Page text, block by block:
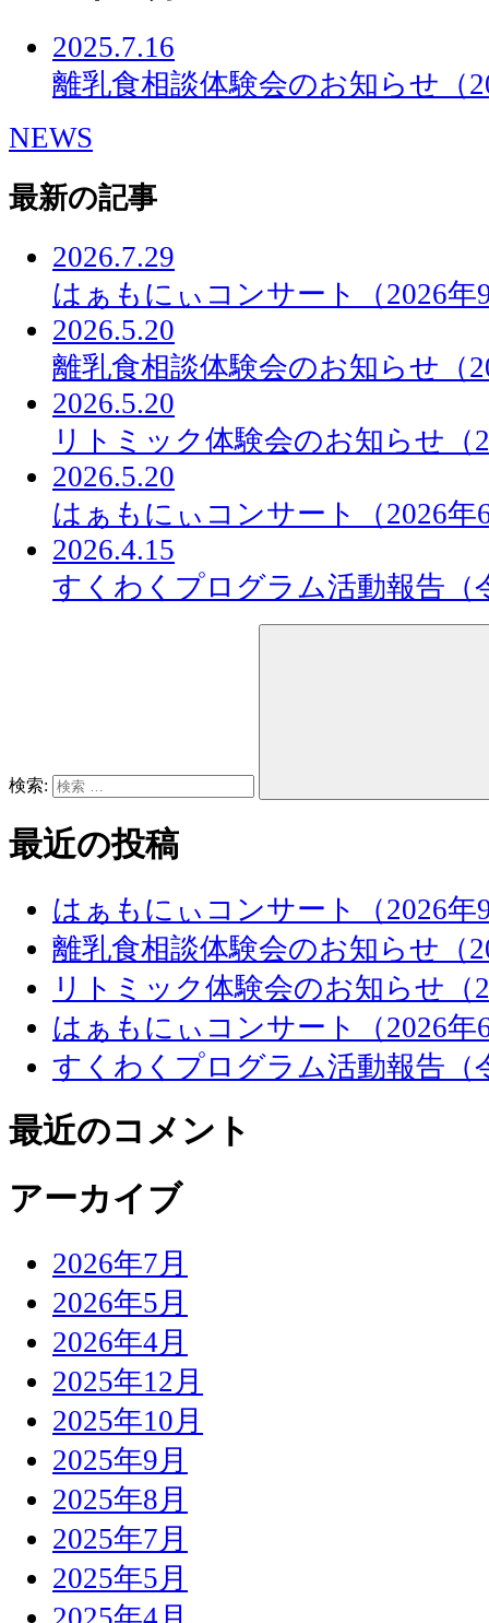
2025.7.16
離乳食相談体験会のお知らせ（
NEWS
最新の記事
2026.7.29
はぁもにぃコンサート（2026年
2026.5.20
離乳食相談体験会のお知らせ（
2026.5.20
リトミック体験会のお知らせ（
2026.5.20
はぁもにぃコンサート（2026年
2026.4.15
すくわくプログラム活動報告（
検索:
最近の投稿
はぁもにぃコンサート（2026年
離乳食相談体験会のお知らせ（
リトミック体験会のお知らせ（
はぁもにぃコンサート（2026年
すくわくプログラム活動報告（
最近のコメント
アーカイブ
2026年7月
2026年5月
2026年4月
2025年12月
2025年10月
2025年9月
2025年8月
2025年7月
2025年5月